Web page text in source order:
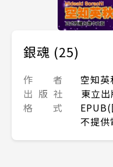
銀魂 (25)
作 者
空知英
出 版 社
東立出
格 式
不提供